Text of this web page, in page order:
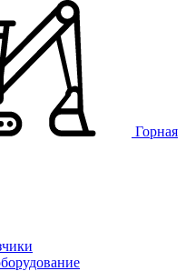
Горная